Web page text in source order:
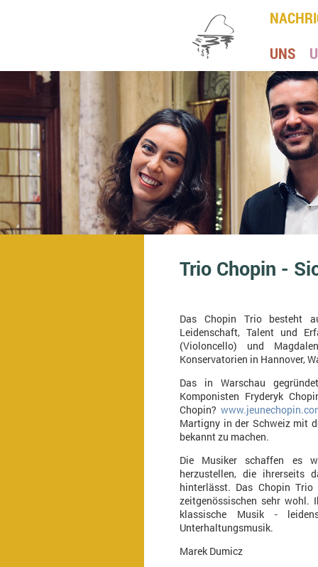
UNS
Trio Chopin -
Das Chopin Trio besteht
Leidenschaft, Talent und
(Violoncello) und
Konservatorien in Hannover,
Das in Warschau
Komponisten Fryderyk
Chopin?
Martigny in der Schweiz mit
bekannt zu machen.
Die Musiker schaffen es
herzustellen, die ihrerseits
hinterlässt. Das Chopin
zeitgenössischen sehr
klassische Musik -
Unterhaltungsmusik.
Marek Dumicz